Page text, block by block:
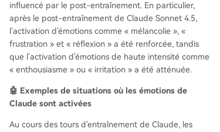
influencé par le post-entraînement. En particulier,
après le post-entraînement de Claude Sonnet 4.5,
l'activation d'émotions comme « mélancolie », «
frustration » et « réflexion » a été renforcée, tandis
que l'activation d'émotions de haute intensité comme
« enthousiasme » ou « irritation » a été atténuée.
🤖 Exemples de situations où les émotions de
Claude sont activées
Au cours des tours d'entraînement de Claude, les